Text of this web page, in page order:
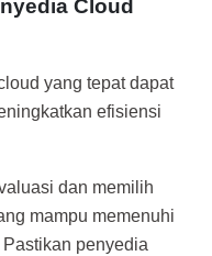
Cloud
yang tepat dapat
efisiensi
dan memilih
mampu memenuhi
penyedia